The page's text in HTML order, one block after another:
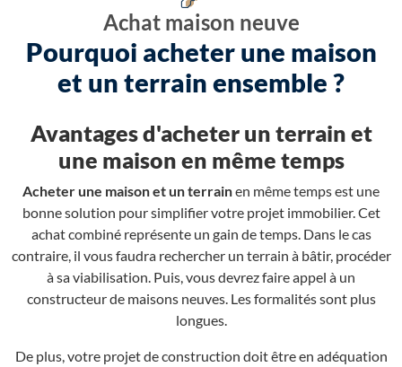
Achat maison neuve
Pourquoi acheter une maison
et un terrain ensemble ?
Avantages d'acheter un terrain et
une maison en même temps
Acheter une maison et un terrainen même temps est une
bonne solution pour simplifier votre projet immobilier. Cet
achat combiné représente un gain de temps. Dans le cas
contraire, il vous faudra rechercher un terrain à bâtir, procéder
à sa viabilisation. Puis, vous devrez faire appel à un
constructeur de maisons neuves. Les formalités sont plus
longues.
De plus, votre projet de construction doit être en adéquation